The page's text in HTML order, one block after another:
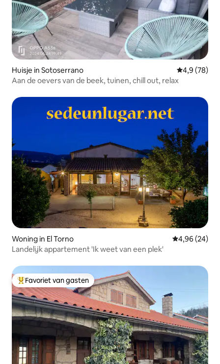
Huisje in Sotoserrano Gemiddelde
4,9 (78)
Aan de oevers van de beek, tuinen, chill out, relax
Woning in El Torno Gemiddelde
4,96 (24)
Landelijk appartement 'Ik weet van een plek'
Topfavoriet van gasten
Favoriet van gasten